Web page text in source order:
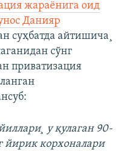
жараëнига оид
Данияр
суҳбатда айтишича¸
сўнг
приватизация
у қулаган 90-
йирик корхоналари